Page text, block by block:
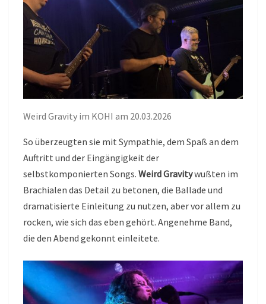
Weird Gravity im KOHI am 20.03.2026
So überzeugten sie mit Sympathie, dem Spaß an dem
Auftritt und der Eingängigkeit der
selbstkomponierten Songs. Weird Gravitywußten im
Brachialen das Detail zu betonen, die Ballade und
dramatisierte Einleitung zu nutzen, aber vor allem zu
rocken, wie sich das eben gehört. Angenehme Band,
die den Abend gekonnt einleitete.